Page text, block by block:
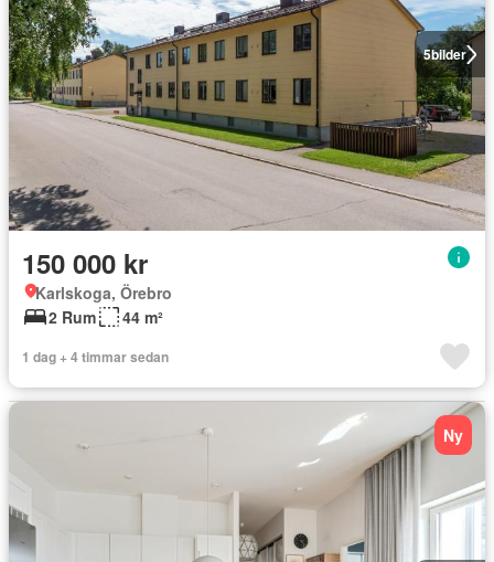
5bilder
150 000 kr
Karlskoga, Örebro
2 Rum
44 m²
1 dag + 4 timmar sedan
Ny